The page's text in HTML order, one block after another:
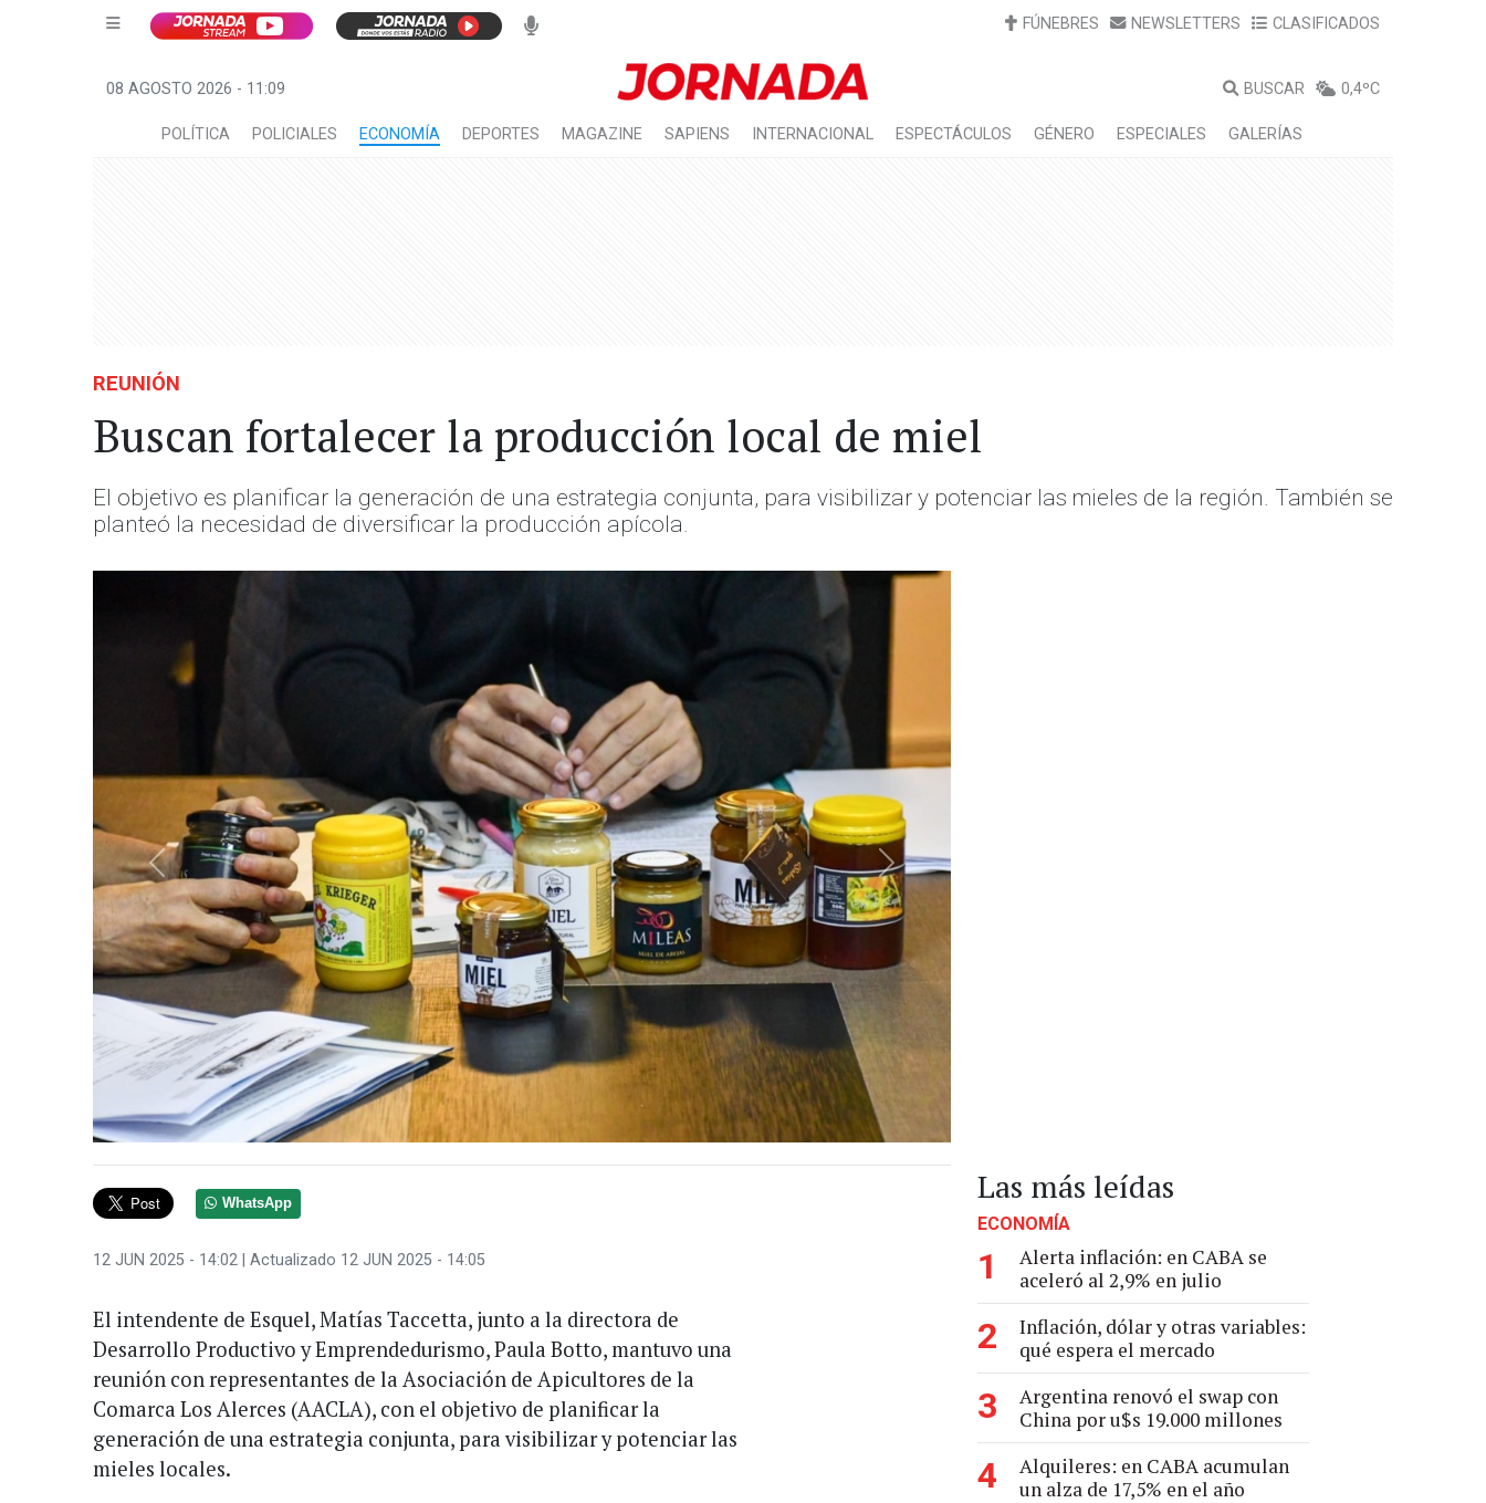
FÚNEBRES NEWSLETTERS CLASIFICADOS
08 AGOSTO 2026 - 11:09 BUSCAR 0,4ºC
POLÍTICA POLICIALES ECONOMÍA DEPORTES MAGAZINE SAPIENS INTERNACIONAL ESPECTÁCULOS GÉNERO ESPECIALES GALERÍAS
REUNIÓN
Buscan fortalecer la producción local de miel
El objetivo es planificar la generación de una estrategia conjunta, para visibilizar y potenciar las mieles de la región. También se
planteó la necesidad de diversificar la producción apícola.
Anterior Siguiente
WhatsApp
12 JUN 2025 - 14:02 | Actualizado 12 JUN 2025 - 14:05
El intendente de Esquel, Matías Taccetta, junto a la directora de
Desarrollo Productivo y Emprendedurismo, Paula Botto, mantuvo una
reunión con representantes de la Asociación de Apicultores de la
Comarca Los Alerces (AACLA), con el objetivo de planificar la
generación de una estrategia conjunta, para visibilizar y potenciar las
mieles locales.
Las más leídas
ECONOMÍA
1
Alerta inflación: en CABA se
aceleró al 2,9% en julio
2
Inflación, dólar y otras variables:
qué espera el mercado
3
Argentina renovó el swap con
China por u$s 19.000 millones
4
Alquileres: en CABA acumulan
un alza de 17,5% en el año